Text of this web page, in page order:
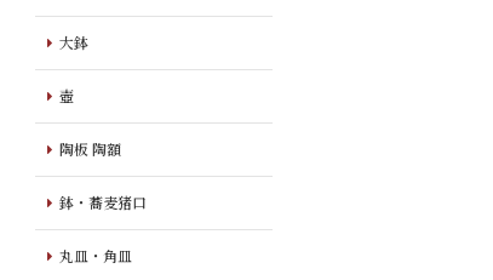
大鉢
壺
陶板 陶額
鉢・蕎麦猪口
丸皿・角皿